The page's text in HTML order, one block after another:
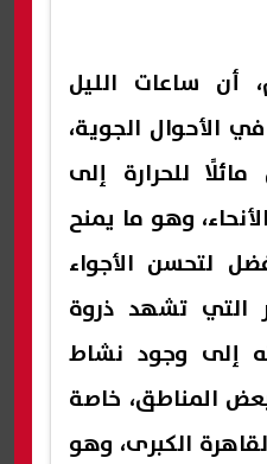
أن ساعات الليل
الأحوال الجوية،
للحرارة إلى
وهو ما يمنح
لتحسن الأجواء
التي تشهد ذروة
إلى وجود نشاط
المناطق، خاصة
الكبرى، وهو